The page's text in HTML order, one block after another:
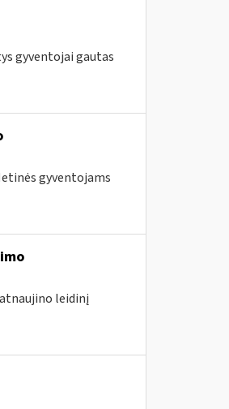
gyventojai gautas
gyventojams
leidinį